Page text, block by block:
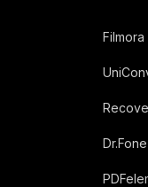
Filmora
Dr.Fone